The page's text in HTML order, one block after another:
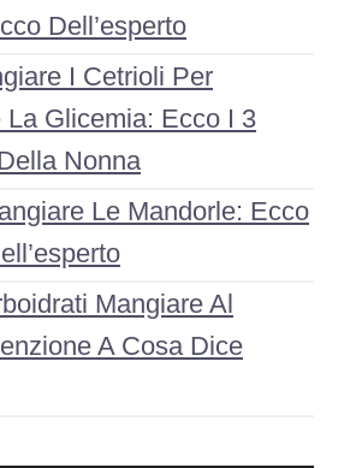
Dell’esperto
I Cetrioli Per
La Glicemia: Ecco I 3
Nonna
Le Mandorle: Ecco
Mangiare Al
A Cosa Dice